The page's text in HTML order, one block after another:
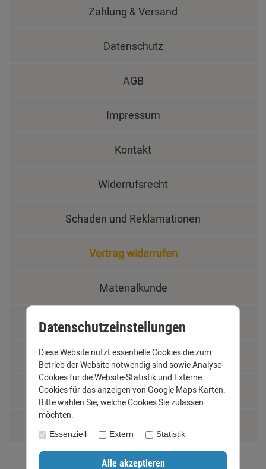
Zahlung & Versand
Datenschutz
AGB
Impressum
Kontakt
Widerrufsrecht
Schäden und Reklamationen
Vertrag widerrufen
Materialkunde
Fachbegriffe
Jobs
Montage und Installationshilfen
Datenschutzeinstellungen
Diese Website nutzt essentielle Cookies die zum
Betrieb der Website notwendig sind sowie Analyse-
Cookies für die Website-Statistik und Externe
Cookies für das anzeigen von Google Maps Karten.
Bitte wählen Sie, welche Cookies Sie zulassen
möchten.
Essenziell Extern Statistik